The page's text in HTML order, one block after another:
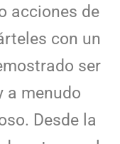
acciones de
con un
ser
a menudo
Desde la